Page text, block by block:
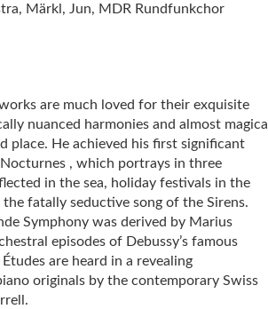
Märkl, Jun, MDR Rundfunkchor
works are much loved for their exquisite
nuanced harmonies and almost magical
place. He achieved his first significant
, which portrays in three
in the sea, holiday festivals in the
the fatally seductive song of the Sirens.
Symphony was derived by Marius
episodes of Debussy’s famous
are heard in a revealing
originals by the contemporary Swiss